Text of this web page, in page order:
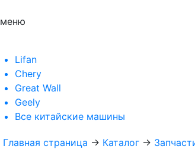
меню
Lifan
Chery
Great Wall
Geely
Все китайские машины
Главная страница → Каталог →